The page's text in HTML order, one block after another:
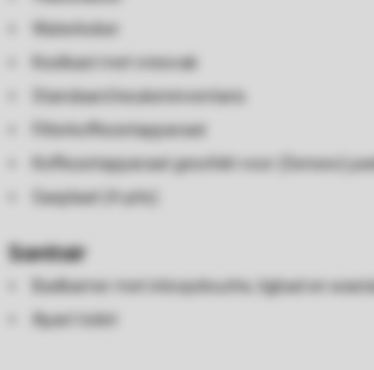
Waterkoker
Koelkast met vriesvak
Standaard keukeninventaris
Filterkoffiezetapparaat
Koffiezetapparaat geschikt voor (Senseo)
Gasplaat (4-pits)
Sanitair
Badkamer met inloopdouche, ligbad en
Apart toilet